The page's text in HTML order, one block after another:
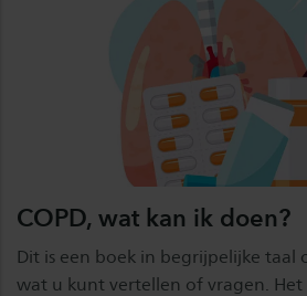
COPD, wat kan ik doen?
Dit is een boek in begrijpelijke taal
wat u kunt vertellen of vragen.